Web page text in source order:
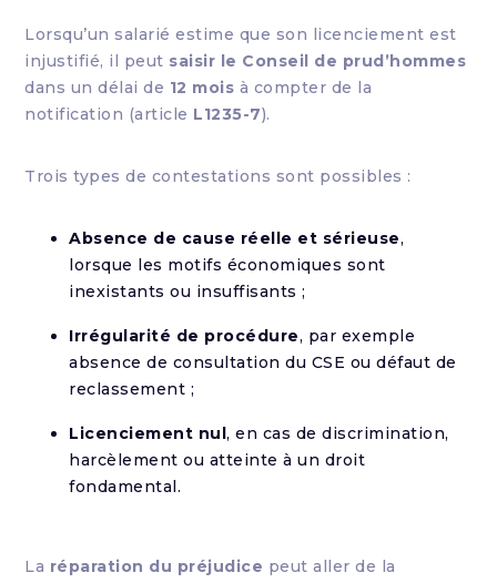
Lorsqu’un salarié estime que son licenciement est
injustifié, il peut saisir le Conseil de prud’hommes
dans un délai de 12 mois à compter de la
notification (article L1235-7).
Trois types de contestations sont possibles :
Absence de cause réelle et sérieuse,
lorsque les motifs économiques sont
inexistants ou insuffisants ;
Irrégularité de procédure, par exemple
absence de consultation du CSE ou défaut de
reclassement ;
Licenciement nul, en cas de discrimination,
harcèlement ou atteinte à un droit
fondamental.
La réparation du préjudice peut aller de la